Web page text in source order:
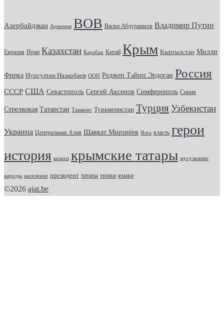
Азербайджан Армения ВОВ Васви Абдураимов Владимир Путин
Евразия Иран Казахстан Карабах Китай Крым Кыргызстан Милли
Фирка Нурсултан Назарбаев ООН Реджеп Тайип Эрдоган Россия
СССР США Севастополь Сергей Аксенов Симферополь Сирия
Стрелковая Татарстан Ташкент Туркменистан Турция Узбекистан
Украина Центральная Азия Шавкат Мирзиёев Ялта власть герои
история казахи крымские татары мусульмане
народы население президент татары тюрки языки
©2026 ajat.be